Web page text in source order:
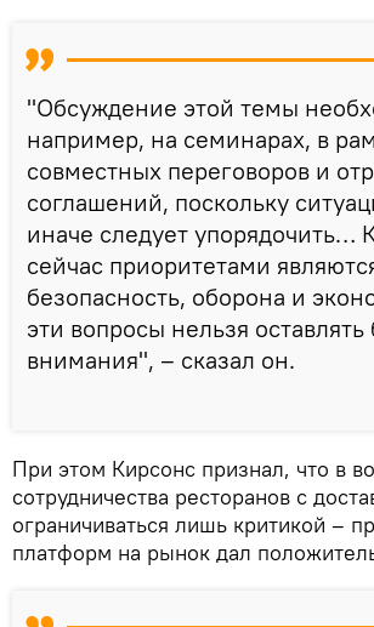
"Обсуждение этой темы
например, на семинарах, в
совместных переговоров и
соглашений, поскольку
иначе следует упорядочить…
сейчас приоритетами
безопасность, оборона и
эти вопросы нельзя оставлять
внимания", – сказал он.
При этом Кирсонс признал, что в
сотрудничества ресторанов с
ограничиваться лишь критикой –
платформ на рынок дал